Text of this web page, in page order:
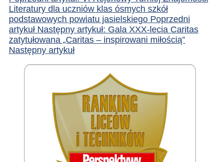
Literatury dla uczniów klas ósmych szkół
podstawowych powiatu jasielskiego Poprzedni
artykuł Następny artykuł: Gala XXX-lecia Caritas
zatytułowana „Caritas – inspirowani miłością”
Następny artykuł